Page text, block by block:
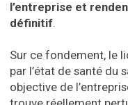
l’entreprise et
définitif.
Sur ce fondement, le
par l’état de santé du
objective de